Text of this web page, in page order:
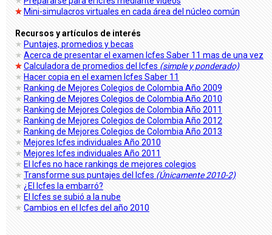
Mini-simulacros virtuales en cada área del núcleo común
Recursos y artículos de interés
Puntajes, promedios y becas
Acerca de presentar el examen Icfes Saber 11 mas de una vez
Calculadora de promedios del Icfes (simple y ponderado)
Hacer copia en el examen Icfes Saber 11
Ranking de Mejores Colegios de Colombia Año 2009
Ranking de Mejores Colegios de Colombia Año 2010
Ranking de Mejores Colegios de Colombia Año 2011
Ranking de Mejores Colegios de Colombia Año 2012
Ranking de Mejores Colegios de Colombia Año 2013
Mejores Icfes individuales Año 2010
Mejores Icfes individuales Año 2011
El Icfes no hace rankings de mejores colegios
Transforme sus puntajes del Icfes (Únicamente 2010-2)
¿El Icfes la embarró?
El Icfes se subió a la nube
Cambios en el Icfes del año 2010